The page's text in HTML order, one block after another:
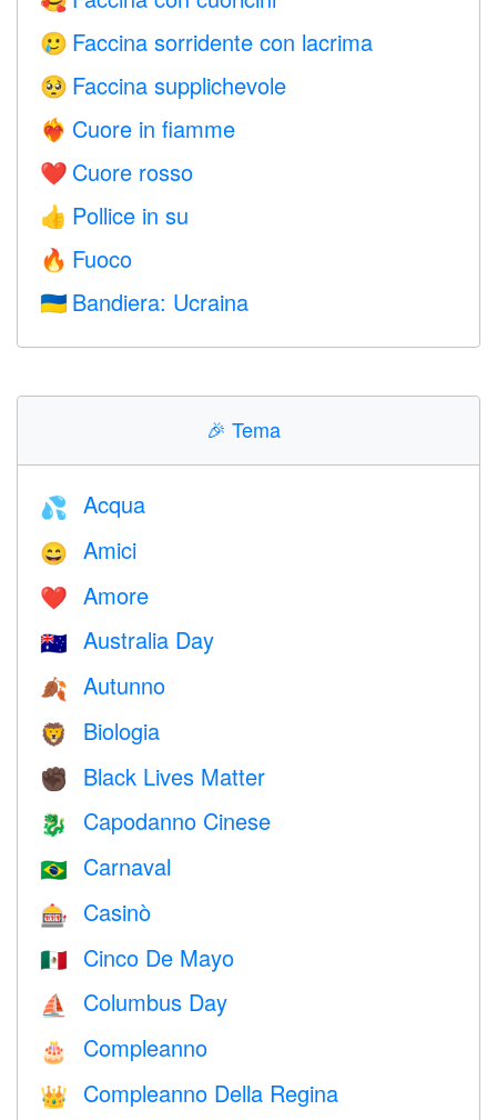
🥲 Faccina sorridente con lacrima
🥺 Faccina supplichevole
❤️‍🔥 Cuore in fiamme
❤️ Cuore rosso
👍 Pollice in su
🔥 Fuoco
🇺🇦 Bandiera: Ucraina
🎉 Tema
💦 Acqua
😄 Amici
❤️️ Amore
🇦🇺 Australia Day
🍂 Autunno
🦁 Biologia
✊🏿 Black Lives Matter
🐉 Capodanno Cinese
🇧🇷 Carnaval
🎰 Casinò
🇲🇽 Cinco De Mayo
⛵️ Columbus Day
🎂 Compleanno
👑 Compleanno Della Regina